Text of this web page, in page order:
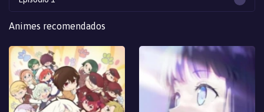
Animes recomendados